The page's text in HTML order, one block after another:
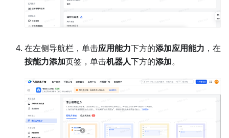
在左侧导航栏，单击应用能力下方的添加应用能力 ，在
按能力添加页签，单击机器人下方的添加。